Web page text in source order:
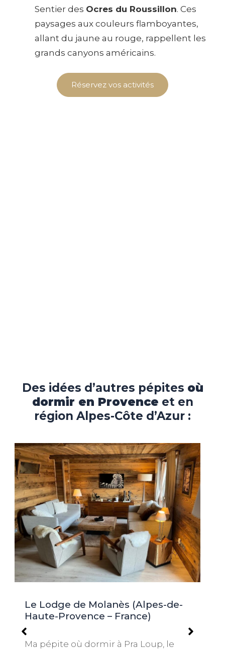
Sentier des Ocres du Roussillon. Ces
paysages aux couleurs flamboyantes,
allant du jaune au rouge, rappellent les
grands canyons américains.
Réservez vos activités
Des idées d’autres pépites où
dormir en Provence et en
région Alpes-Côte d’Azur :
Le Lodge de Molanès (Alpes-de-
Haute-Provence – France)
Ma pépite où dormir à Pra Loup, le